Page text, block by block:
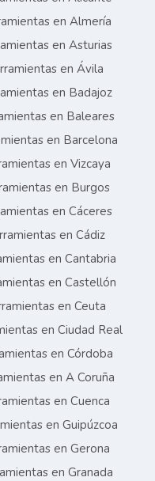
en Almería
en Asturias
en Ávila
en Badajoz
en Baleares
en Barcelona
en Vizcaya
en Burgos
en Cáceres
en Cádiz
en Cantabria
en Castellón
en Ceuta
en Ciudad Real
en Córdoba
en A Coruña
en Cuenca
en Guipúzcoa
en Gerona
en Granada